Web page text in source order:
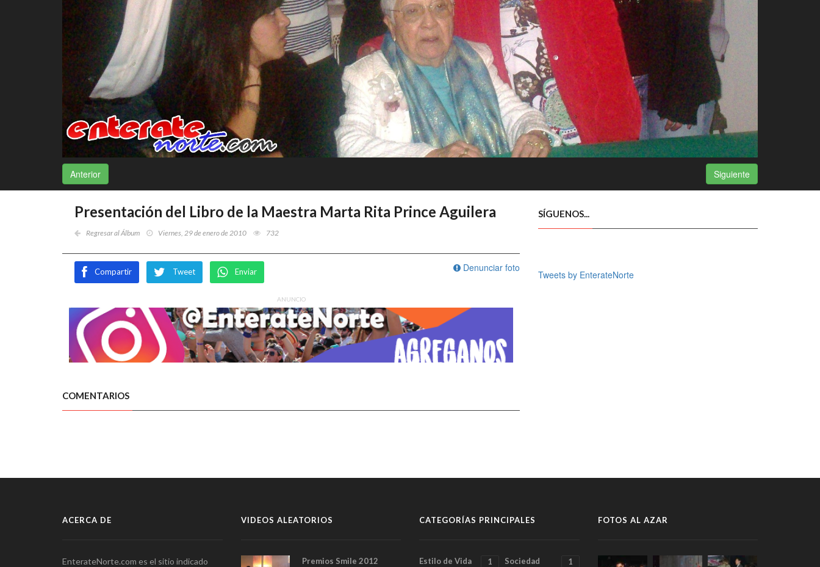
Anterior Siguiente
Presentación del Libro de la Maestra Marta Rita Prince Aguilera
Regresar al Álbum Viernes, 29 de enero de 2010 732
Denunciar foto
Compartir Tweet Enviar
ANUNCIO
COMENTARIOS
SÍGUENOS...
Tweets by EnterateNorte
ACERCA DE
EnterateNorte.com es el sitio indicado
VIDEOS ALEATORIOS
Premios Smile 2012
CATEGORÍAS PRINCIPALES
Estilo de Vida 1 Sociedad 1
FOTOS AL AZAR